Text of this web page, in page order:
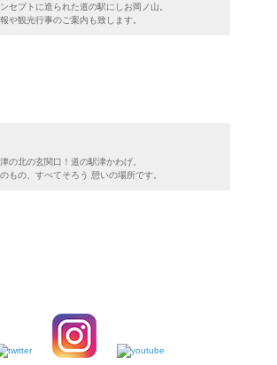
セプトに造られた道の駅にしお岡ノ山。
や観光行事のご案内も致します。
の北の玄関口！道の駅津かわげ。
もの、すべてそろう 憩いの場所です。